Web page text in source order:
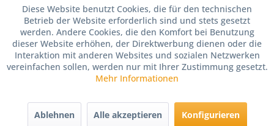
Diese Website benutzt Cookies, die für den technischen
Betrieb der Website erforderlich sind und stets gesetzt
werden. Andere Cookies, die den Komfort bei Benutzung
dieser Website erhöhen, der Direktwerbung dienen oder die
Interaktion mit anderen Websites und sozialen Netzwerken
vereinfachen sollen, werden nur mit Ihrer Zustimmung gesetzt.
Mehr Informationen
Ablehnen Alle akzeptieren Konfigurieren